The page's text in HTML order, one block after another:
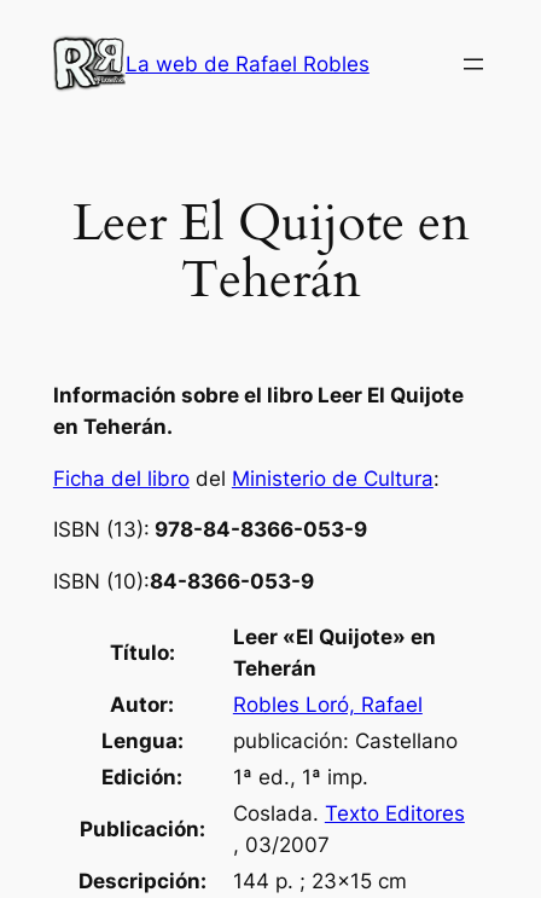
contenido
La web de Rafael Robles
Leer El Quijote en
Teherán
Información sobre el libro LeerEl Quijote
en Teherán.
Ficha del librodel Ministerio de Cultura:
ISBN (13): 978-84-8366-053-9
ISBN (10):84-8366-053-9
Título:
Leer «El Quijote» en
Teherán
Autor:
Robles Loró, Rafael
Lengua:
publicación: Castellano
Edición:
1ª ed., 1ª imp.
Publicación:
Coslada. Texto Editores
, 03/2007
Descripción:
144 p. ; 23×15 cm